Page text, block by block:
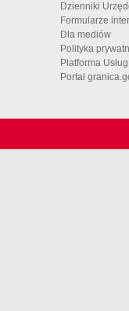
Dzienniki
Formularze
Dla mediów
Polityka
Platforma
Portal